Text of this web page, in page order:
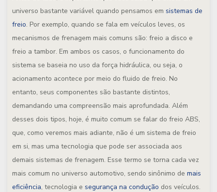
universo bastante variável quando pensamos em sistemas de
freio. Por exemplo, quando se fala em veículos leves, os
mecanismos de frenagem mais comuns são: freio a disco e
freio a tambor. Em ambos os casos, o funcionamento do
sistema se baseia no uso da força hidráulica, ou seja, o
acionamento acontece por meio do fluido de freio. No
entanto, seus componentes são bastante distintos,
demandando uma compreensão mais aprofundada. Além
desses dois tipos, hoje, é muito comum se falar do freio ABS,
que, como veremos mais adiante, não é um sistema de freio
em si, mas uma tecnologia que pode ser associada aos
demais sistemas de frenagem. Esse termo se torna cada vez
mais comum no universo automotivo, sendo sinônimo de mais
eficiência, tecnologia e segurança na condução dos veículos.